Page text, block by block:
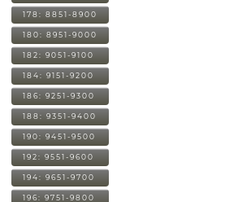
178: 8851-8900
180: 8951-9000
182: 9051-9100
184: 9151-9200
186: 9251-9300
188: 9351-9400
190: 9451-9500
192: 9551-9600
194: 9651-9700
196: 9751-9800